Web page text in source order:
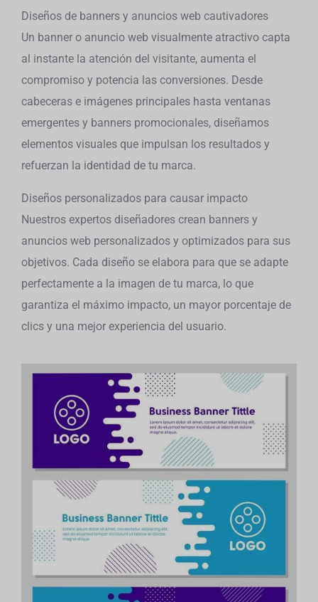
Diseños de banners y anuncios web cautivadores
Un banner o anuncio web visualmente atractivo capta
al instante la atención del visitante, aumenta el
compromiso y potencia las conversiones. Desde
cabeceras e imágenes principales hasta ventanas
emergentes y banners promocionales, diseñamos
elementos visuales que impulsan los resultados y
refuerzan la identidad de tu marca.
Diseños personalizados para causar impacto
Nuestros expertos diseñadores crean banners y
anuncios web personalizados y optimizados para sus
objetivos. Cada diseño se elabora para que se adapte
perfectamente a la imagen de tu marca, lo que
garantiza el máximo impacto, un mayor porcentaje de
clics y una mejor experiencia del usuario.